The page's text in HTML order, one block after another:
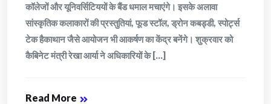
कॉलेजों और यूनिवर्सिटिययों के बैंड धमाल मचाएंगे। इसके अलावा
सांस्कृतिक कलाकारों की प्रस्तुतियां, फूड स्टॉल, ड्रोन कबड्डी, स्पोर्ट्स
टेक हैकाथान जैसे आयोजन भी आकर्षण का केंद्र बनेंगे। शुक्रवार को
कैबिनेट मंत्री रेखा आर्या ने अधिकारियों के [...]
Read More